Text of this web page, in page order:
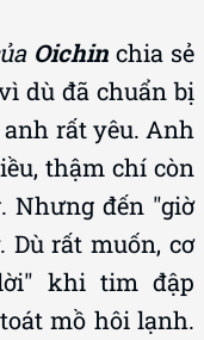
Oichinchia sẻ
dù đã chuẩn bị
rất yêu. Anh
thậm chí còn
Nhưng đến "giờ
rất muốn, cơ
khi tim đập
mồ hôi lạnh.